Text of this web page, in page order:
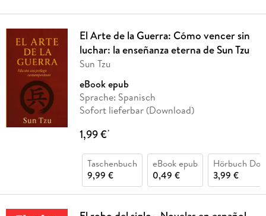
El Arte de la Guerra: Cómo vencer sin
luchar: la enseñanza eterna de Sun Tzu
Sun Tzu
eBook epub
Sprache: Spanisch
Sofort lieferbar (Download)
1,99 €*
Taschenbuch
9,99 €
eBook epub
0,49 €
Hörbuch
3,99 €